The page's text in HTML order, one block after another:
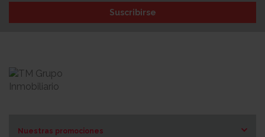
Suscribirse
Nuestras promociones